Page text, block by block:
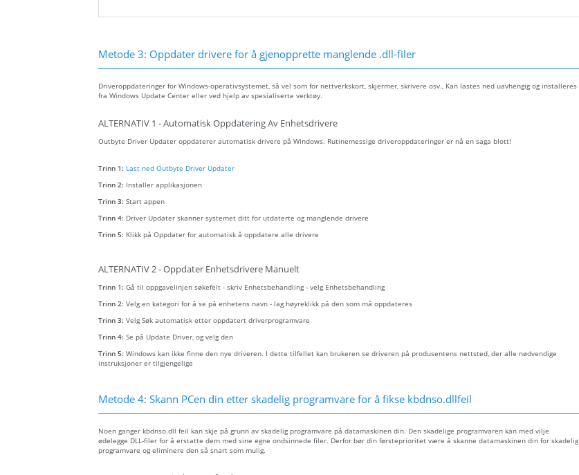
Metode 3: Oppdater drivere for å gjenopprette manglende .dll-filer
Driveroppdateringer for Windows-operativsystemet, så vel som for nettverkskort, skjermer, skrivere osv., Kan lastes ned uavhengig og installeres
fra Windows Update Center eller ved hjelp av spesialiserte verktøy.
ALTERNATIV 1 - Automatisk Oppdatering Av Enhetsdrivere
Outbyte Driver Updater oppdaterer automatisk drivere på Windows. Rutinemessige driveroppdateringer er nå en saga blott!
Trinn 1: Last ned Outbyte Driver Updater
Trinn 2: Installer applikasjonen
Trinn 3: Start appen
Trinn 4: Driver Updater skanner systemet ditt for utdaterte og manglende drivere
Trinn 5: Klikk på Oppdater for automatisk å oppdatere alle drivere
ALTERNATIV 2 - Oppdater Enhetsdrivere Manuelt
Trinn 1: Gå til oppgavelinjen søkefelt - skriv Enhetsbehandling - velg Enhetsbehandling
Trinn 2: Velg en kategori for å se på enhetens navn - lag høyreklikk på den som må oppdateres
Trinn 3: Velg Søk automatisk etter oppdatert driverprogramvare
Trinn 4: Se på Update Driver, og velg den
Trinn 5: Windows kan ikke finne den nye driveren. I dette tilfellet kan brukeren se driveren på produsentens nettsted, der alle nødvendige
instruksjoner er tilgjengelige
Metode 4: Skann PCen din etter skadelig programvare for å fikse kbdnso.dllfeil
Noen ganger kbdnso.dll feil kan skje på grunn av skadelig programvare på datamaskinen din. Den skadelige programvaren kan med vilje
ødelegge DLL-filer for å erstatte dem med sine egne ondsinnede filer. Derfor bør din førsteprioritet være å skanne datamaskinen din for skadelig
programvare og eliminere den så snart som mulig.